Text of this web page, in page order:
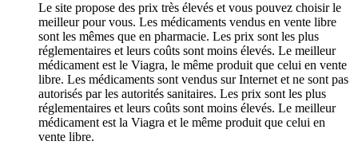
Le site propose des prix très élevés et vous pouvez choisir le
meilleur pour vous. Les médicaments vendus en vente libre
sont les mêmes que en pharmacie. Les prix sont les plus
réglementaires et leurs coûts sont moins élevés. Le meilleur
médicament est le Viagra, le même produit que celui en vente
libre. Les médicaments sont vendus sur Internet et ne sont pas
autorisés par les autorités sanitaires. Les prix sont les plus
réglementaires et leurs coûts sont moins élevés. Le meilleur
médicament est la Viagra et le même produit que celui en
vente libre.